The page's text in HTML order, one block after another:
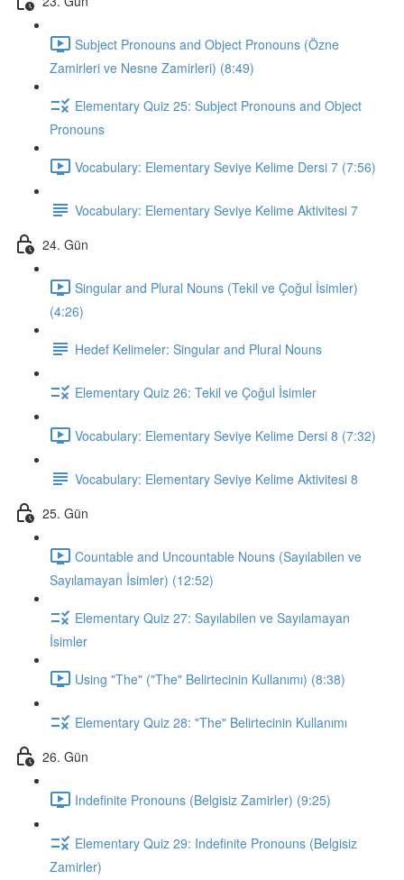
Subject Pronouns and Object Pronouns (Özne
Zamirleri ve Nesne Zamirleri) (8:49)
Elementary Quiz 25: Subject Pronouns and Object
Pronouns
Vocabulary: Elementary Seviye Kelime Dersi 7 (7:56)
Vocabulary: Elementary Seviye Kelime Aktivitesi 7
24. Gün
Singular and Plural Nouns (Tekil ve Çoğul İsimler)
(4:26)
Hedef Kelimeler: Singular and Plural Nouns
Elementary Quiz 26: Tekil ve Çoğul İsimler
Vocabulary: Elementary Seviye Kelime Dersi 8 (7:32)
Vocabulary: Elementary Seviye Kelime Aktivitesi 8
25. Gün
Countable and Uncountable Nouns (Sayılabilen ve
Sayılamayan İsimler) (12:52)
Elementary Quiz 27: Sayılabilen ve Sayılamayan
İsimler
Using "The" ("The" Belirtecinin Kullanımı) (8:38)
Elementary Quiz 28: "The" Belirtecinin Kullanımı
26. Gün
Indefinite Pronouns (Belgisiz Zamirler) (9:25)
Elementary Quiz 29: Indefinite Pronouns (Belgisiz
Zamirler)